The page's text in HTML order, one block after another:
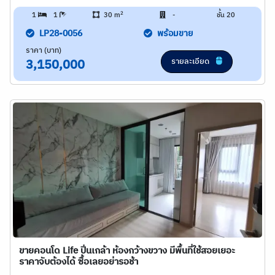
1 1 30 m2 - ชั้น 20
LP28-0056 พร้อมขาย
ราคา (บาท)
3,150,000 รายละเอียด
ขายคอนโด Life ปิ่นเกล้า ห้องกว้างขวาง มีพื้นที่ใช้สอยเยอะ
ราคาจับต้องได้ ซื้อเลยอย่ารอช้า